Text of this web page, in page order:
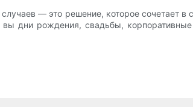
— это решение, которое сочетает
вы дни рождения, свадьбы,